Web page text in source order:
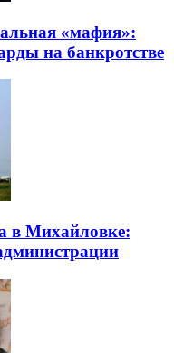
«мафия»:
на банкротстве
в Михайловке: